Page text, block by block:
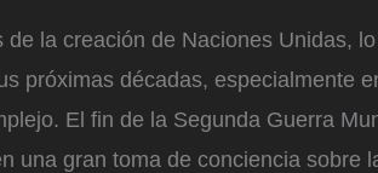
la creación de Naciones Unidas,
próximas décadas, especialmente
El fin de la Segunda Guerra
una gran toma de conciencia sobre